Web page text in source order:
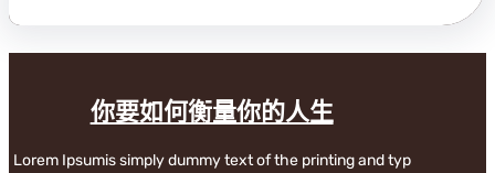
你要如何衡量你的人生
Lorem Ipsumis simply dummy text of the printing and typ